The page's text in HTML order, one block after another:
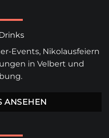
Events, Nikolausfeiern
in Velbert und
ANSEHEN